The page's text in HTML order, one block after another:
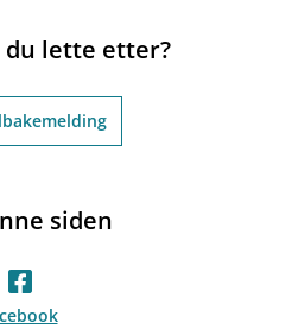
du lette etter?
siden